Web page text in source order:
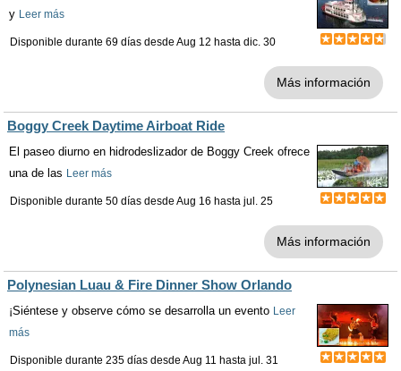
y Leer más
Disponible durante 69 días desde Aug 12 hasta dic. 30
Más información
Boggy Creek Daytime Airboat Ride
El paseo diurno en hidrodeslizador de Boggy Creek ofrece
una de las Leer más
Disponible durante 50 días desde Aug 16 hasta jul. 25
Más información
Polynesian Luau & Fire Dinner Show Orlando
¡Siéntese y observe cómo se desarrolla un evento Leer
más
Disponible durante 235 días desde Aug 11 hasta jul. 31